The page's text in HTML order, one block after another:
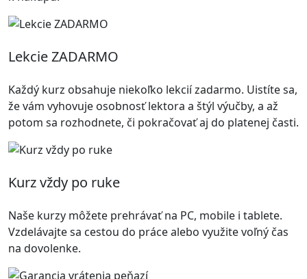
Lekcie ZADARMO
Každý kurz obsahuje niekoľko lekcií zadarmo. Uistíte sa,
že vám vyhovuje osobnosť lektora a štýl výučby, a až
potom sa rozhodnete, či pokračovať aj do platenej časti.
Kurz vždy po ruke
Naše kurzy môžete prehrávať na PC, mobile i tablete.
Vzdelávajte sa cestou do práce alebo využite voľný čas
na dovolenke.